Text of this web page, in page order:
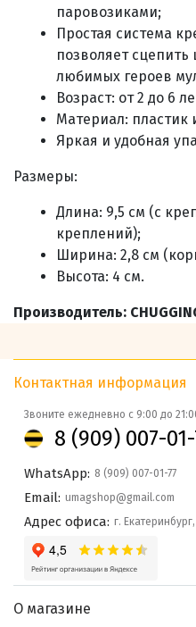
паровозиками;
Простая система
позволяет
любимых героев
Возраст: от 2 до 6
Материал: пластик
Яркая и удобная
Размеры:
Длина: 9,5 см (с
креплений);
Ширина: 2,8 см
Высота: 4 см.
Производитель:
Контактная информация
Звоните ежедневно с 9:00 до
8 (909) 007-01-
WhatsApp: 8 (909) 007-01-77
Email: umagshop@gmail.com
Адрес офиса: г.
О магазине